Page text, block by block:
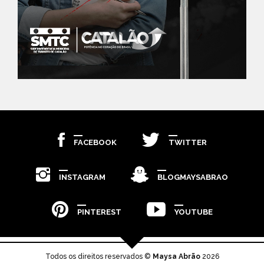
FACEBOOK TWITTER
INSTAGRAM BLOGMAYSABRAO
PINTEREST YOUTUBE
Todos os direitos reservados © Maysa Abrão 2026